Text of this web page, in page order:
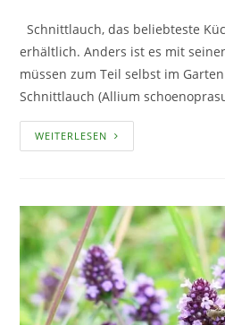
Schnittlauch, das beliebteste
erhältlich. Anders ist es mit
müssen zum Teil selbst im
Schnittlauch (Allium
WEITERLESEN SCHNITTLAUCH
UND